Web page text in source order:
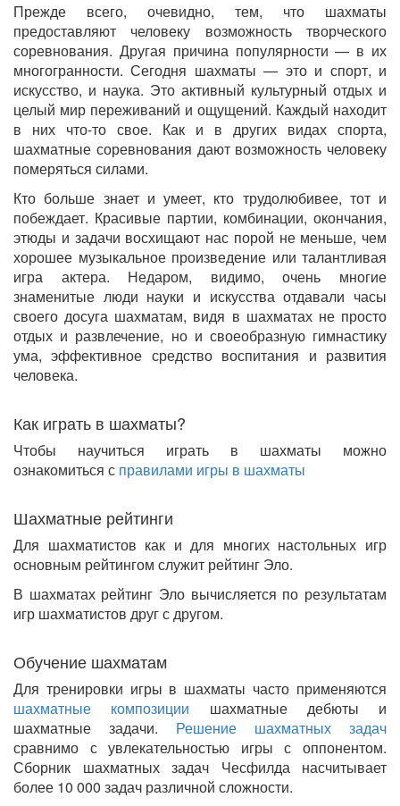
Прежде всего, очевидно, тем, что шахматы
предоставляют человеку возможность творческого
соревнования. Другая причина популярности — в их
многогранности. Сегодня шахматы — это и спорт, и
искусство, и наука. Это активный культурный отдых и
целый мир переживаний и ощущений. Каждый находит
в них что-то свое. Как и в других видах спорта,
шахматные соревнования дают возможность человеку
померяться силами.
Кто больше знает и умеет, кто трудолюбивее, тот и
побеждает. Красивые партии, комбинации, окончания,
этюды и задачи восхищают нас порой не меньше, чем
хорошее музыкальное произведение или талантливая
игра актера. Недаром, видимо, очень многие
знаменитые люди науки и искусства отдавали часы
своего досуга шахматам, видя в шахматах не просто
отдых и развлечение, но и своеобразную гимнастику
ума, эффективное средство воспитания и развития
человека.
Как играть в шахматы?
Чтобы научиться играть в шахматы можно
ознакомиться с правилами игры в шахматы
Шахматные рейтинги
Для шахматистов как и для многих настольных игр
основным рейтингом служит рейтинг Эло.
В шахматах рейтинг Эло вычисляется по результатам
игр шахматистов друг с другом.
Обучение шахматам
Для тренировки игры в шахматы часто применяются
шахматные композиции шахматные дебюты и
шахматные задачи. Решение шахматных задач
сравнимо с увлекательностью игры с оппонентом.
Сборник шахматных задач Чесфилда насчитывает
более 10 000 задач различной сложности.